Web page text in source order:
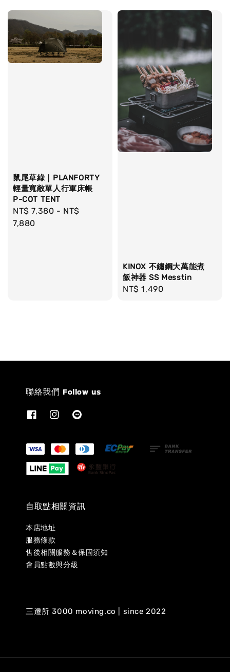
鼠尾草綠｜PLANFORTY
輕量寬敞單人行軍床帳
P-COT TENT
Regular
price
NT$ 7,380 - NT$
7,880
KINOX 不鏽鋼大萬能煮
飯神器 SS Messtin
Regular
NT$ 1,490
聯絡我們 Follow us
自取點相關資訊
本店地址
服務條款
售後相關服務＆保固須知
會員點數與分級
三遷所 3000 moving.co | since 2022